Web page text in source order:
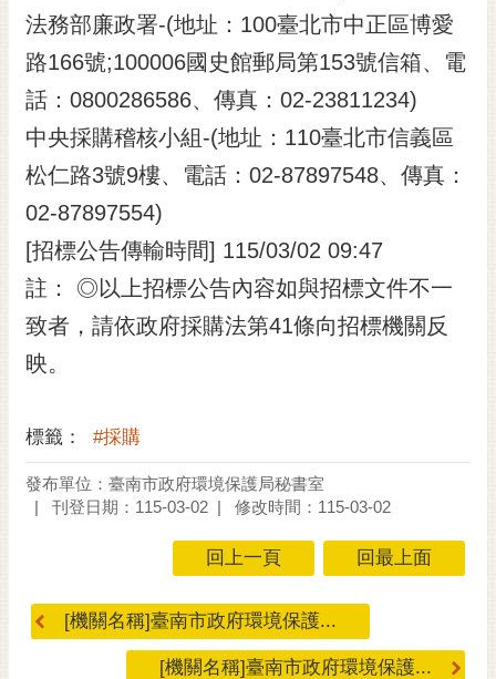
法務部廉政署-(地址：100臺北市中正區博愛
路166號;100006國史館郵局第153號信箱、電
話：0800286586、傳真：02-23811234)
中央採購稽核小組-(地址：110臺北市信義區
松仁路3號9樓、電話：02-87897548、傳真：
02-87897554)
[招標公告傳輸時間] 115/03/02 09:47
註： ◎以上招標公告內容如與招標文件不一
致者，請依政府採購法第41條向招標機關反
映。
標籤： #採購
發布單位：臺南市政府環境保護局秘書室
刊登日期：115-03-02
修改時間：115-03-02
回上一頁 回最上面
[機關名稱]臺南市政府環境保護...
[機關名稱]臺南市政府環境保護...